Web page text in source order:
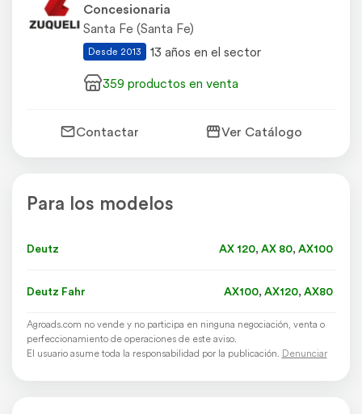
Concesionaria
Santa Fe (Santa Fe)
Desde 2013
13 años en el sector
359 productos en venta
Contactar Ver Catálogo
Para los modelos
Deutz AX 120, AX 80, AX100
Deutz Fahr AX100, AX120, AX80
Agroads.com no vende y no participa en ninguna negociación, venta o
perfeccionamiento de operaciones de este aviso.
El usuario asume toda la responsabilidad por la publicación. Denunciar